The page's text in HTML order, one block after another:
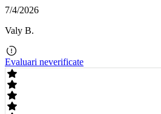
7/4/2026
Valy B.
Evaluari neverificate